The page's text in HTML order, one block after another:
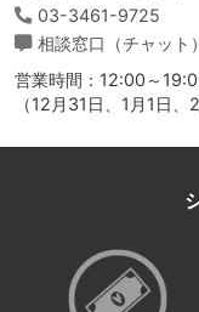
03-3461-9725
相談窓口（チャット）
営業時間：12:00～
（12月31日、1月1日